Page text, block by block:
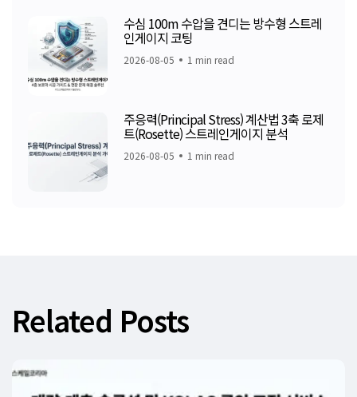
수심 100m 수압을 견디는 방수형 스트레
인게이지 코팅
2026-08-05 1 min read
주응력(Principal Stress) 계산법 3축 로제
트(Rosette) 스트레인게이지 분석
2026-08-05 1 min read
Related Posts